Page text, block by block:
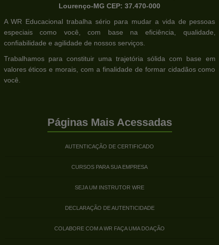
Lourenço-MG CEP: 37.470-000
A WR Educacional trabalha sério para mudar a vida de pessoas
especiais como você, com base na eficiência, qualidade,
confiabilidade e agilidade de nossos serviços.
Trabalhamos para constituir uma trajetória sólida com base em
valores éticos e morais, com a finalidade de formar cidadãos como
você.
Páginas Mais Acessadas
AUTENTICAÇÃO DE CERTIFICADO
CURSOS PARA SUA EMPRESA
SEJA UM INSTRUTOR WRE
DECLARAÇÃO DE AUTENTICIDADE
COLABORE COM A WR FAÇA UMA DOAÇÃO